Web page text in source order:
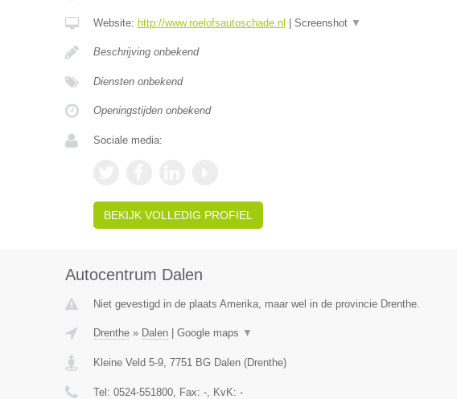
Website: http://www.roelofsautoschade.nl Screenshot ▼
Beschrijving onbekend
Diensten onbekend
Openingstijden onbekend
Sociale media:
BEKIJK VOLLEDIG PROFIEL
Autocentrum Dalen
Niet gevestigd in de plaats Amerika, maar wel in de provincie Drenthe.
Drenthe» Dalen| Google maps ▼
Kleine Veld 5-9, 7751 BG Dalen(Drenthe)
Tel: 0524-551800, Fax: -, KvK: -